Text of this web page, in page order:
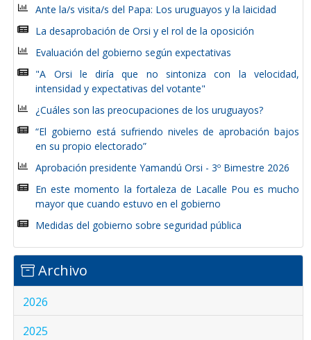
Ante la/s visita/s del Papa: Los uruguayos y la laicidad
La desaprobación de Orsi y el rol de la oposición
Evaluación del gobierno según expectativas
"A Orsi le diría que no sintoniza con la velocidad,
intensidad y expectativas del votante"
¿Cuáles son las preocupaciones de los uruguayos?
“El gobierno está sufriendo niveles de aprobación bajos
en su propio electorado”
Aprobación presidente Yamandú Orsi - 3º Bimestre 2026
En este momento la fortaleza de Lacalle Pou es mucho
mayor que cuando estuvo en el gobierno
Medidas del gobierno sobre seguridad pública
Archivo
2026
2025